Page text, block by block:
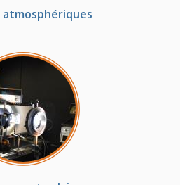
atmosphériques